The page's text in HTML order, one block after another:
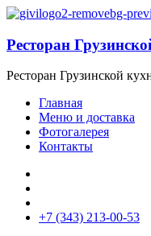
Ресторан
Ресторан Грузинской
Главная
Меню и доставка
Фотогалерея
Контакты
+7 (343) 213-00-53